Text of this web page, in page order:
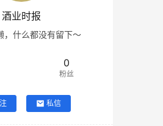
酒业时报
，什么都没有留下～
0
粉丝
私信